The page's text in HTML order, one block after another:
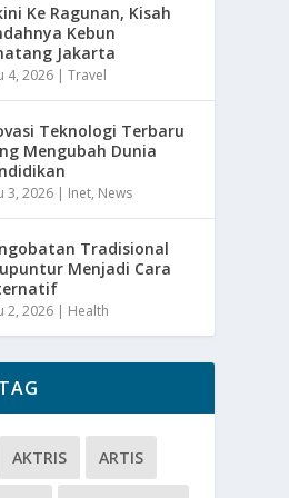
Ke Ragunan, Kisah
Kebun
Jakarta
4, 2026 |Travel
Teknologi Terbaru
Mengubah Dunia
3, 2026 | Inet, News
Tradisional
Menjadi Cara
2, 2026 | Health
AKTRIS ARTIS